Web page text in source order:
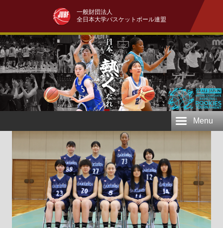
一般財団法人
全日本大学バスケットボール連盟
Menu